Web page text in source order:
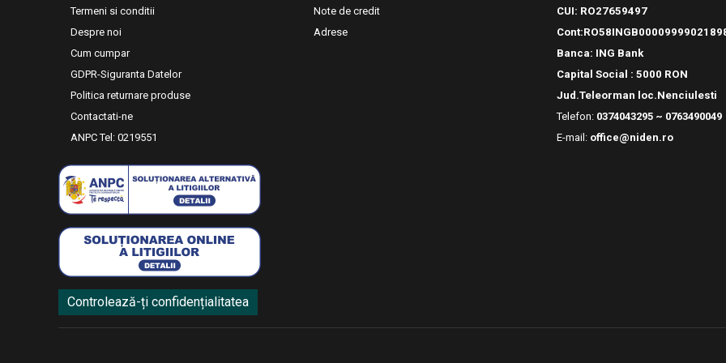
Termeni si conditii
Despre noi
Cum cumpar
GDPR-Siguranta Datelor
Politica returnare produse
Contactati-ne
ANPC Tel: 0219551
Note de credit
Adrese
CUI: RO27659497
Banca: ING Bank
Capital Social : 5000 RON
Jud.Teleorman loc.Nenciulesti
Telefon: 0374043295 ~ 0763490049
E-mail: office@niden.ro
Controlează-ți confidențialitatea